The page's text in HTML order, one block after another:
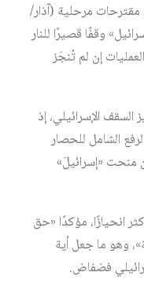
مرحلية (آذار/
تتيح لـ«إسرائيل» وقفًا قصيرًا للنار
إن لم تُنجَز
الإسرائيلي، إذ
الشامل للحصار
«إسرائيلَ»
انحيازًا، مؤكدًا «حق
وهو ما جعل أية
فضفاض.